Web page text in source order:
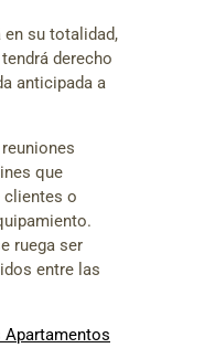
en su totalidad,
derecho
anticipada a
que
clientes o
ruega ser
entre las
Apartamentos